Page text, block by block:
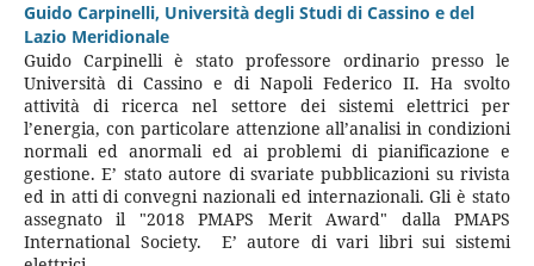
Guido Carpinelli, Università degli Studi di Cassino e del
Lazio Meridionale
Guido Carpinelli è stato professore ordinario presso le
Università di Cassino e di Napoli Federico II. Ha svolto
attività di ricerca nel settore dei sistemi elettrici per
l’energia, con particolare attenzione all’analisi in condizioni
normali ed anormali ed ai problemi di pianificazione e
gestione. E’ stato autore di svariate pubblicazioni su rivista
ed in atti di convegni nazionali ed internazionali. Gli è stato
assegnato il "2018 PMAPS Merit Award" dalla PMAPS
International Society. E’ autore di vari libri sui sistemi